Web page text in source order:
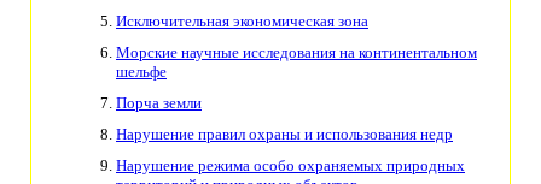
Исключительная экономическая зона
Морские научные исследования на континентальном
шельфе
Порча земли
Нарушение правил охраны и использования недр
Нарушение режима особо охраняемых природных